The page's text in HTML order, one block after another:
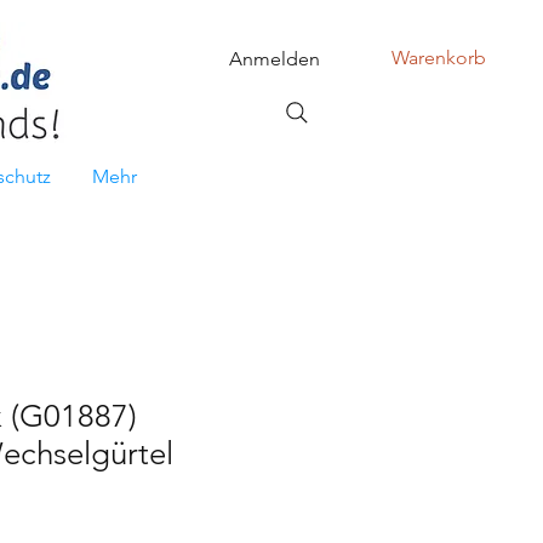
Warenkorb
Anmelden
Mehr